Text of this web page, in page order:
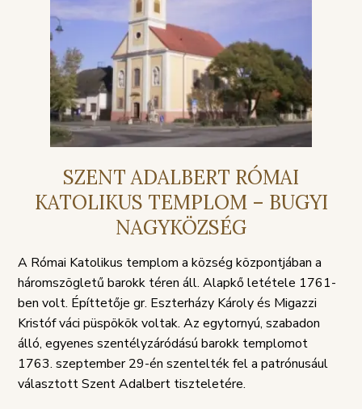
SZENT ADALBERT RÓMAI
KATOLIKUS TEMPLOM – BUGYI
NAGYKÖZSÉG
A Római Katolikus templom a község központjában a
háromszögletű barokk téren áll. Alapkő letétele 1761-
ben volt. Építtetője gr. Eszterházy Károly és Migazzi
Kristóf váci püspökök voltak. Az egytornyú, szabadon
álló, egyenes szentélyzáródású barokk templomot
1763. szeptember 29-én szentelték fel a patrónusául
választott Szent Adalbert tiszteletére.